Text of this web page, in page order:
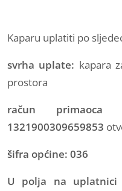
Kaparu uplatiti po
svrha uplate: kapara
prostora
račun primaoca
1321900309659853
šifra općine: 036
U polja na uplatnici